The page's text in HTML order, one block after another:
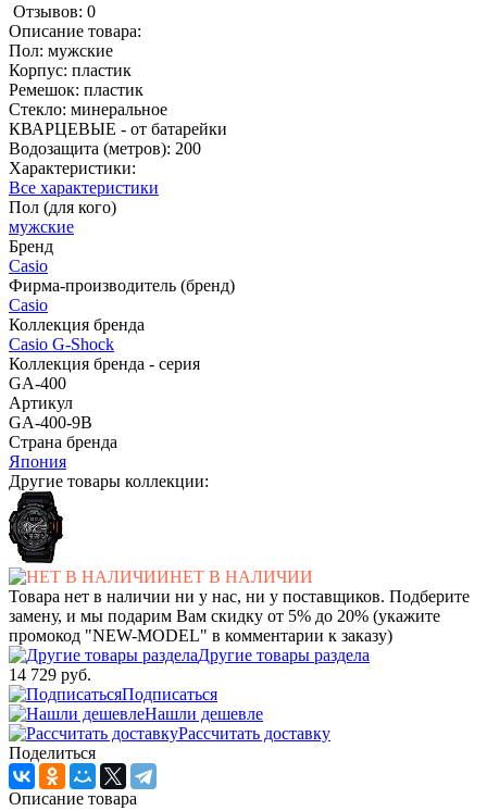
Отзывов: 0
Описание товара:
Пол: мужские
Корпус: пластик
Ремешок: пластик
Стекло: минеральное
КВАРЦЕВЫЕ - от батарейки
Водозащита (метров): 200
Характеристики:
Все характеристики
Пол (для кого)
мужские
Бренд
Casio
Фирма-производитель (бренд)
Casio
Коллекция бренда
Casio G-Shock
Коллекция бренда - серия
GA-400
Артикул
GA-400-9B
Страна бренда
Япония
Другие товары коллекции:
НЕТ В НАЛИЧИИ
Товара нет в наличии ни у нас, ни у поставщиков. Подберите
замену, и мы подарим Вам скидку от 5% до 20% (укажите
промокод "NEW-MODEL" в комментарии к заказу)
Другие товары раздела
14 729 руб.
Подписаться
Нашли дешевле
Рассчитать доставку
Поделиться
Описание товара